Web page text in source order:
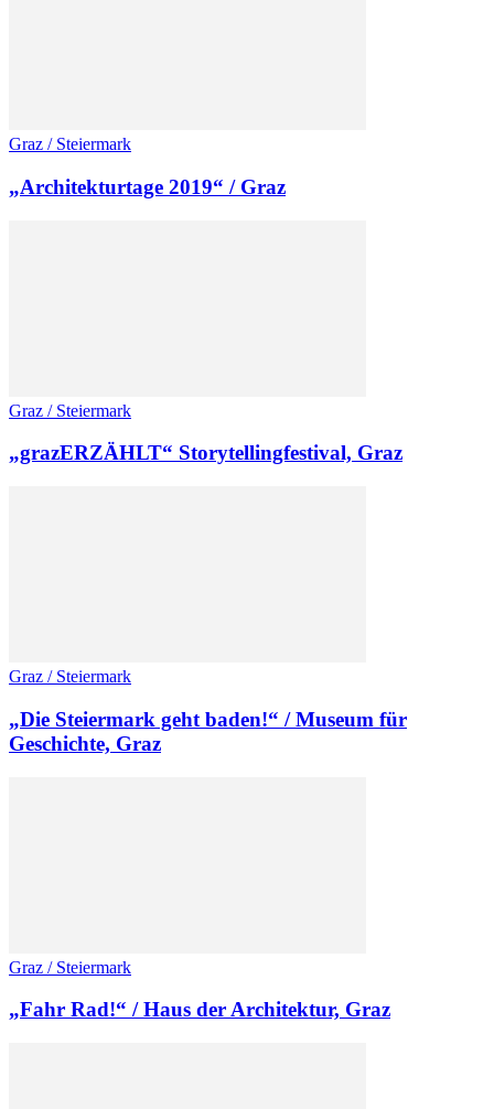
Graz / Steiermark
„Architekturtage 2019“ / Graz
Graz / Steiermark
„grazERZÄHLT“ Storytellingfestival, Graz
Graz / Steiermark
„Die Steiermark geht baden!“ / Museum für
Geschichte, Graz
Graz / Steiermark
„Fahr Rad!“ / Haus der Architektur, Graz